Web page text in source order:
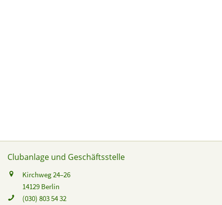
Clubanlage und Geschäftsstelle
Kirchweg 24–26
14129 Berlin
(030) 803 54 32